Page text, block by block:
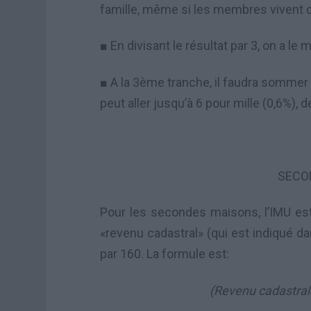
famille, même si les membres vivent
■ En divisant le résultat par 3, on a le
■ A la 3ème tranche, il faudra sommer
peut aller jusqu’à 6 pour mille
Pour les secondes maisons, l’IMU
«revenu cadastral» (qui est indiqué
par 160. La formule est:
(Revenu